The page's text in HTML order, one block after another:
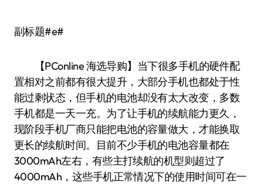
副标题#e#
【PConline 海选导购】当下很多手机的硬件配
置相对之前都有很大提升，大部分手机也都处于性
能过剩状态，但手机的电池却没有太大改变，多数
手机都是一天一充。为了让手机的续航能力更久，
现阶段手机厂商只能把电池的容量做大，才能换取
更长的续航时间。目前不少手机的电池容量都在
3000mAh左右，有些主打续航的机型则超过了
4000mAh，这些手机正常情况下的使用时间可在一